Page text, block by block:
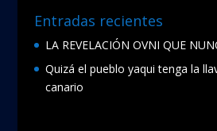
Entradas recientes
LA REVELACIÓN OVNI QUE
Quizá el pueblo yaqui tenga la
canario